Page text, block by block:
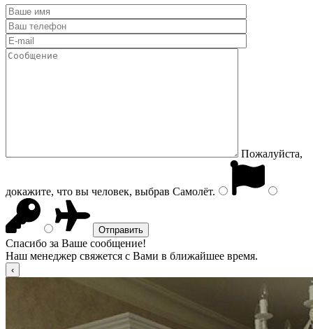
Пожалуйста,
докажите, что вы человек, выбрав Самолёт.
Спасибо за Ваше сообщение!
Наш менеджер свяжется с Вами в ближайшее время.